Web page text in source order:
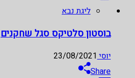
ליגת נבא
בוסטון סלטיקס סגל שחקנים
יוסי 23/08/2021
Share